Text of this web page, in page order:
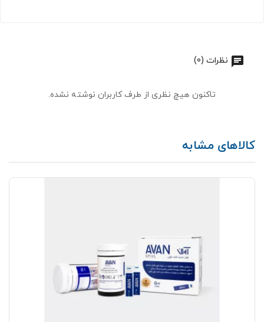
نظرات (0)
تاکنون هیچ نظری از طرف کاربران نوشته نشده.
کالاهای مشابه